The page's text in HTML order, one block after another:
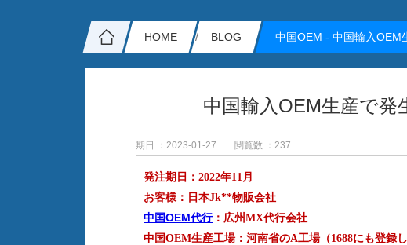
中国輸入OEM生産で
期日 ：2023-01-27 閲覧数 ： 237
発注期日：2022年11月
お客様：日本Jk**物販会社
中国OEM代行：広州MX代行会社
中国OEM生産工場：河南省のA工場（1688にも登録
HOME BLOG 中国OEM - 中国輸入OEM